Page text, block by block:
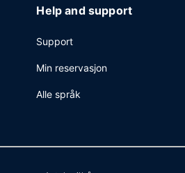
Help and support
Support
Min reservasjon
Alle språk